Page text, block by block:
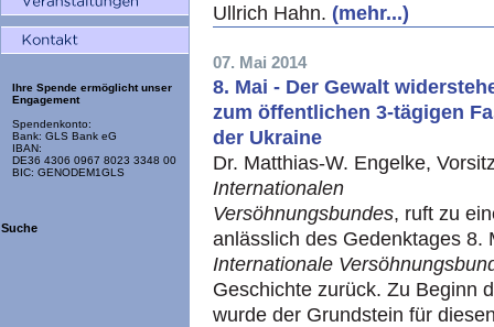
Ihre Spende ermöglicht unser
Engagement
Spendenkonto:
Bank: GLS Bank eG
IBAN:
DE36 4306 0967 8023 3348 00
BIC: GENODEM1GLS
Suche
Ullrich Hahn. (mehr...)
07. Mai 2014
8. Mai - Der Gewalt
zum öffentlichen 3-tägigen
der Ukraine
Dr. Matthias-W. Engelke,
Internationalen
Versöhnungsbundes, ruft zu
anlässlich des Gedenktages 8.
Internationale
Geschichte zurück. Zu Beginn
wurde der Grundstein für